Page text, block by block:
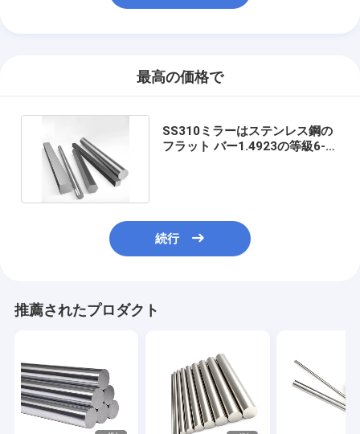
最高の価格で
SS310ミラーはステンレス鋼の
フラット バー1.4923の等級6-
続行
推薦されたプロダクト